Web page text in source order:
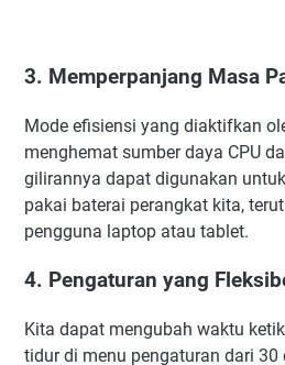
3. Memperpanjang Masa
Mode efisiensi yang diaktifkan
menghemat sumber daya CPU
gilirannya dapat digunakan
pakai baterai perangkat kita,
pengguna laptop atau tablet.
4. Pengaturan yang
Kita dapat mengubah waktu
tidur di menu pengaturan dari